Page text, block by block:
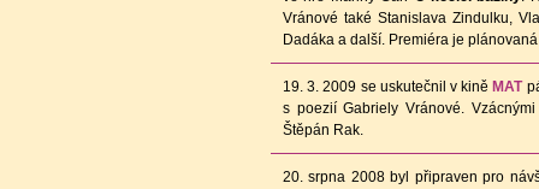
Vránové také Stanislava Zindulku,
Dadáka a další. Premiéra je
19. 3. 2009 se uskutečnil v kině MAT
s poezií Gabriely Vránové.
Štěpán Rak.
20. srpna 2008 byl připraven pro